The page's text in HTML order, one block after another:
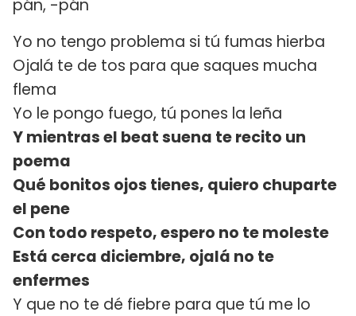
pán, -pán
Yo no tengo problema si tú fumas hierba
Ojalá te de tos para que saques mucha
flema
Yo le pongo fuego, tú pones la leña
Y mientras el beat suena te recito un
poema
Qué bonitos ojos tienes, quiero chuparte
el pene
Con todo respeto, espero no te moleste
Está cerca diciembre, ojalá no te
enfermes
Y que no te dé fiebre para que tú me lo